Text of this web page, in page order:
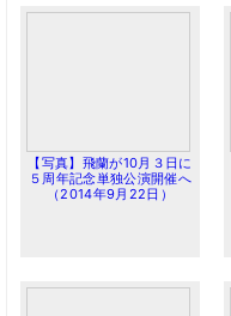
【写真】飛蘭が10月３日に
５周年記念単独公演開催へ
（2014年9月22日）